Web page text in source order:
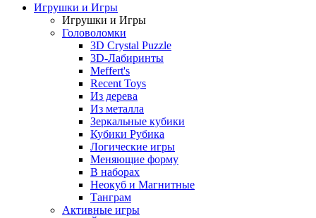
Игрушки и Игры
Игрушки и Игры
Головоломки
3D Crystal Puzzle
3D-Лабиринты
Meffert's
Recent Toys
Из дерева
Из металла
Зеркальные кубики
Кубики Рубика
Логические игры
Меняющие форму
В наборах
Неокуб и Магнитные
Танграм
Активные игры